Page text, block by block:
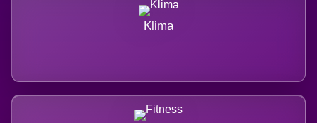
Klima